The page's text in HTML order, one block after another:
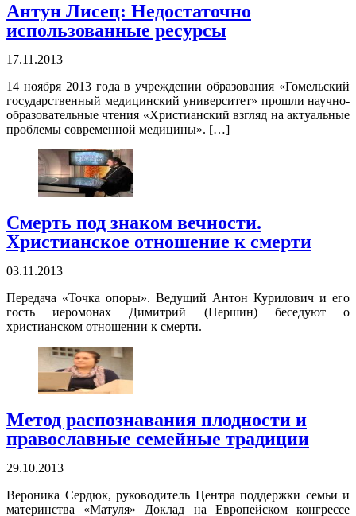
Антун Лисец: Недостаточно
использованные ресурсы
17.11.2013
14 ноября 2013 года в учреждении образования «Гомельский
государственный медицинский университет» прошли научно-
образовательные чтения «Христианский взгляд на актуальные
проблемы современной медицины». […]
Смерть под знаком вечности.
Христианское отношение к смерти
03.11.2013
Передача «Точка опоры». Ведущий Антон Курилович и его
гость иеромонах Димитрий (Першин) беседуют о
христианском отношении к смерти.
Метод распознавания плодности и
православные семейные традиции
29.10.2013
Вероника Сердюк, руководитель Центра поддержки семьи и
материнства «Матуля» Доклад на Европейском конгрессе